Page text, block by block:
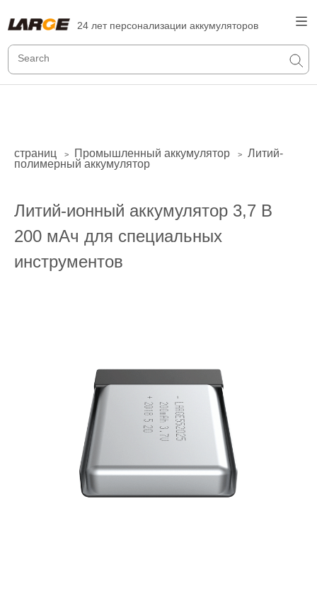
24 лет персонализации аккумуляторов
страниц > Промышленный аккумулятор >
Литий-
полимерный аккумулятор
Литий-ионный аккумулятор 3,7 В
200 мАч для специальных
инструментов